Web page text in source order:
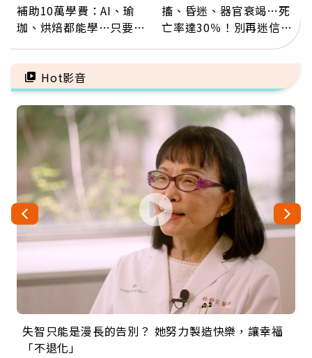
補助10萬學費：AI、瑜
珈、烘焙都能學…只要願
搐、昏迷、器官衰竭…死
亡率達30％！別再迷信
「擦酒精、吃退燒藥」，
5招才能真救命
Hot影音
失智只能是漫長的告別？ 她努力製造快樂，讓幸福
「不退化」
來自剛果的巧克力神父 為台灣奉獻36年 「台灣是我
的家，我連作夢都講台語！」
63歲卸矽谷副總、搬回台灣找快樂！「蛋黃哥小
丑」走進安養院，逗樂上萬爺奶：退休後才開始真
104歲打破金氏世界紀錄 成為全球最年長羽球選
手，分享長壽的秘密原來是「這個」
事業巔峰他選擇追夢…黑手阿伯拉小提琴還登上小
巨蛋！連CNN都大讚！